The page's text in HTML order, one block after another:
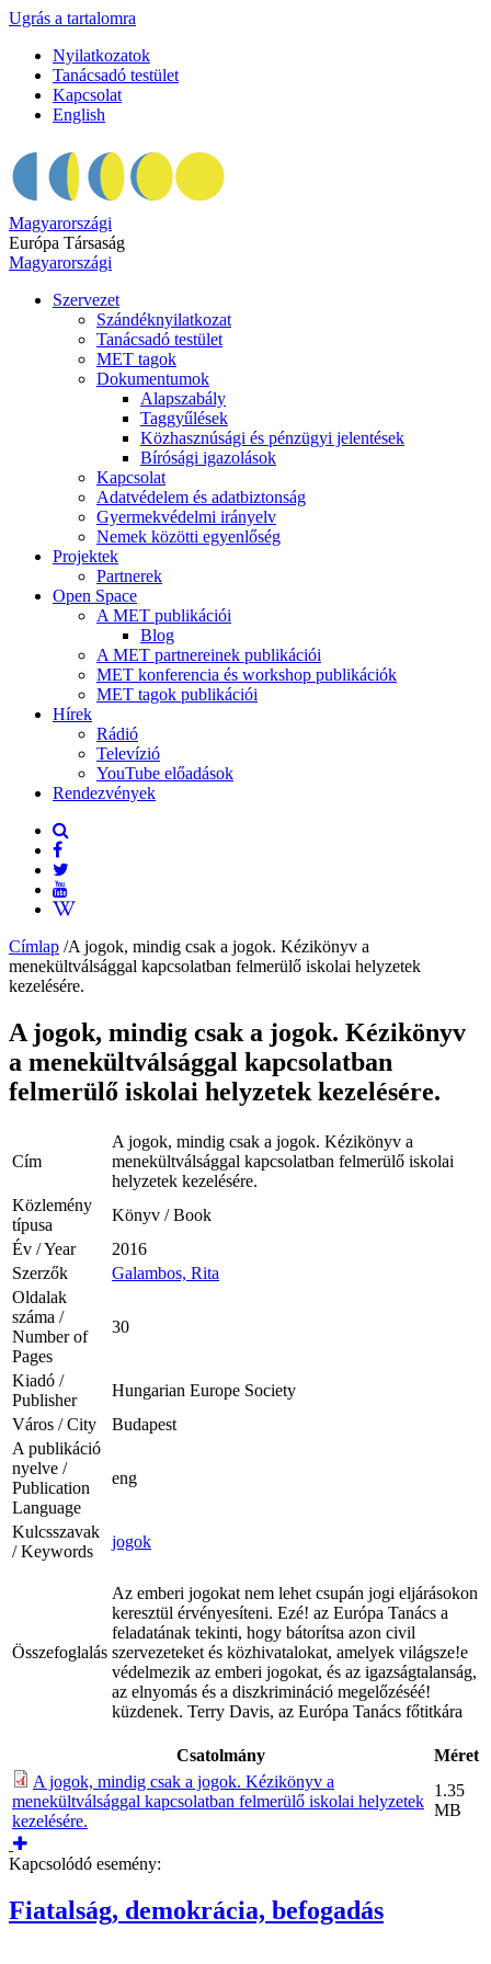
Ugrás a tartalomra
Nyilatkozatok
Tanácsadó testület
Kapcsolat
English
Magyarországi
Európa Társaság
Magyarországi
Szervezet
Szándéknyilatkozat
Tanácsadó testület
MET tagok
Dokumentumok
Alapszabály
Taggyűlések
Közhasznúsági és pénzügyi jelentések
Bírósági igazolások
Kapcsolat
Adatvédelem és adatbiztonság
Gyermekvédelmi irányelv
Nemek közötti egyenlőség
Projektek
Partnerek
Open Space
A MET publikációi
Blog
A MET partnereinek publikációi
MET konferencia és workshop publikációk
MET tagok publikációi
Hírek
Rádió
Televízió
YouTube előadások
Rendezvények
Címlap /A jogok, mindig csak a jogok. Kézikönyv a
menekültválsággal kapcsolatban felmerülő iskolai helyzetek
kezelésére.
A jogok, mindig csak a jogok. Kézikönyv
a menekültválsággal kapcsolatban
felmerülő iskolai helyzetek kezelésére.
Cím
A jogok, mindig csak a jogok. Kézikönyv a
menekültválsággal kapcsolatban felmerülő iskolai
helyzetek kezelésére.
Közlemény
típusa
Könyv / Book
Év / Year
2016
Szerzők
Galambos, Rita
Oldalak
száma /
Number of
Pages
30
Kiadó /
Publisher
Hungarian Europe Society
Város / City
Budapest
A publikáció
nyelve /
Publication
Language
eng
Kulcsszavak
/ Keywords
jogok
Összefoglalás
Az emberi jogokat nem lehet csupán jogi eljárásokon
keresztül érvényesíteni. Ezé! az Európa Tanács a
feladatának tekinti, hogy bátorítsa azon civil
szervezeteket és közhivatalokat, amelyek világsze!e
védelmezik az emberi jogokat, és az igazságtalanság,
az elnyomás és a diszkrimináció megelőzéséé!
küzdenek. Terry Davis, az Európa Tanács főtitkára
Csatolmány
Méret
A jogok, mindig csak a jogok. Kézikönyv a
menekültválsággal kapcsolatban felmerülő iskolai helyzetek
kezelésére.
1.35
MB
Kapcsolódó esemény:
Fiatalság, demokrácia, befogadás